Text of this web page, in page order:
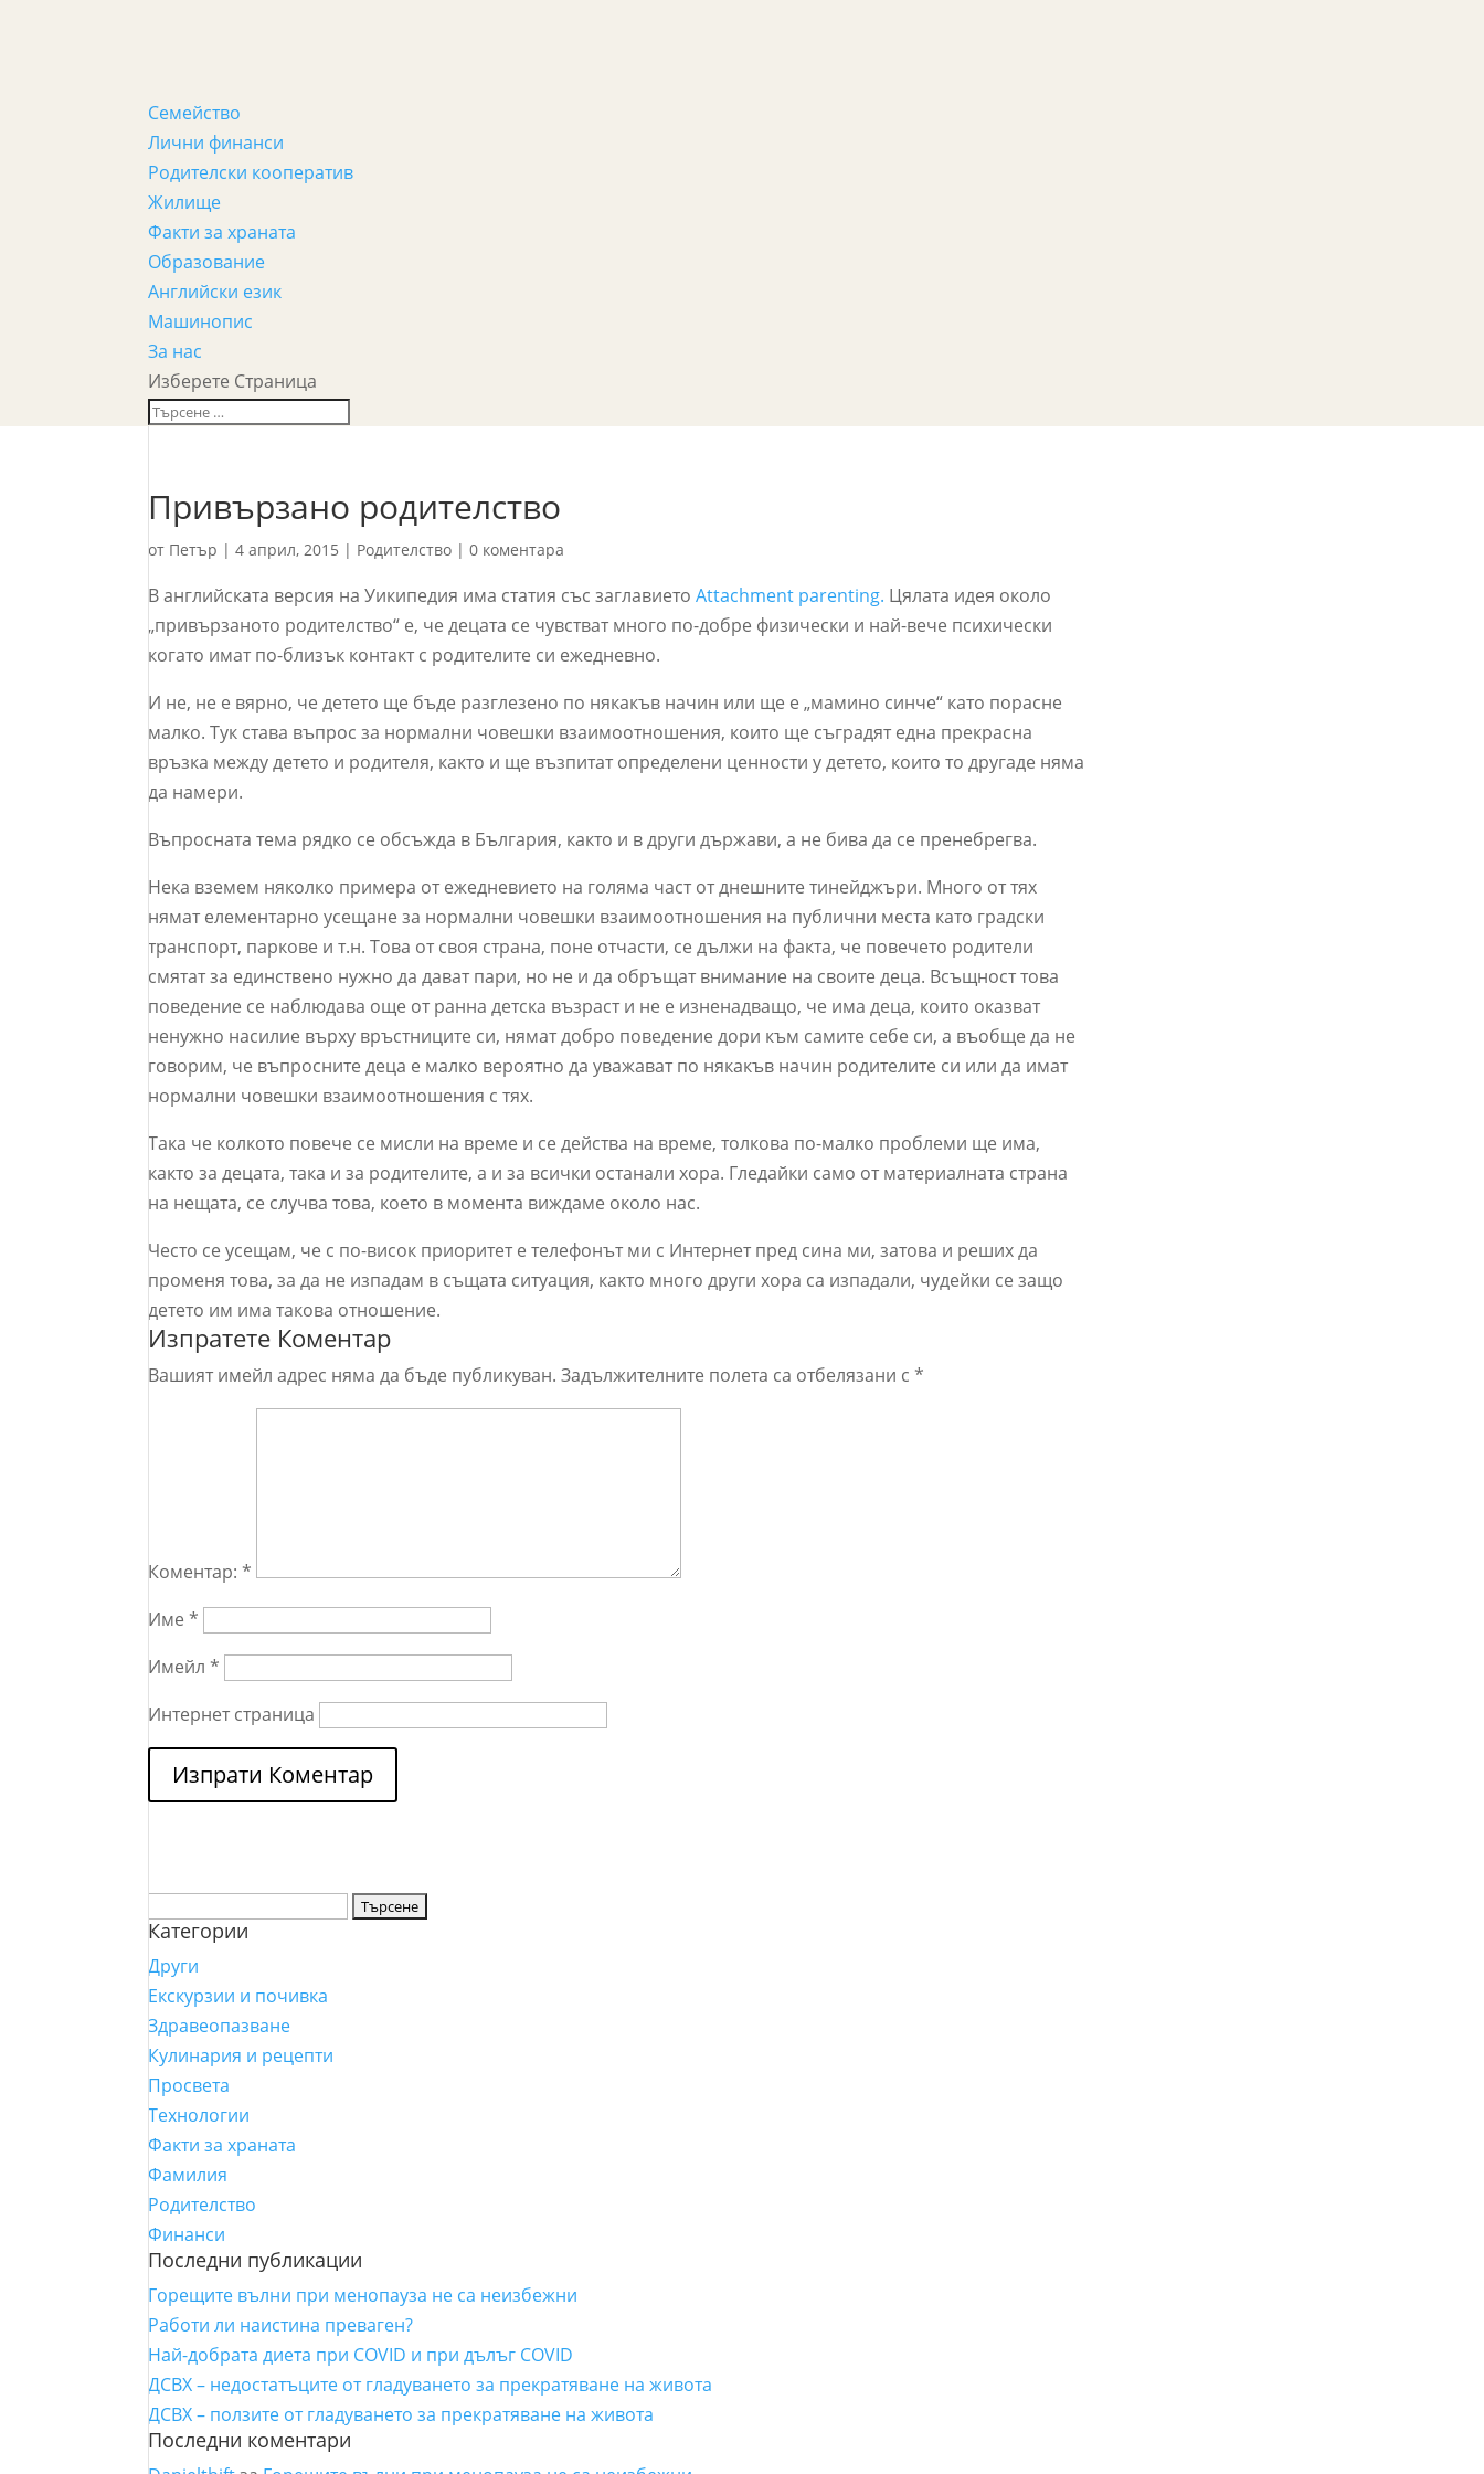
Семейство
Лични финанси
Родителски кооператив
Жилище
Факти за храната
Образование
Английски език
Машинопис
За нас
Изберете Страница
Привързано родителство
от Петър |4 април, 2015 | Родителство |0 коментара
В английската версия на Уикипедия има статия със заглавиетоAttachment parenting. Цялата идея около
„привързаното родителство“ е, че децата се чувстват много по-добре физически и най-вече психически
когато имат по-близък контакт с родителите си ежедневно.
И не, не е вярно, че детето ще бъде разглезено по някакъв начин или ще е „мамино синче“ като порасне
малко. Тук става въпрос за нормални човешки взаимоотношения, които ще съградят една прекрасна
връзка между детето и родителя, както и ще възпитат определени ценности у детето, които то другаде няма
да намери.
Въпросната тема рядко се обсъжда в България, както и в други държави, а не бива да се пренебрегва.
Нека вземем няколко примера от ежедневието на голяма част от днешните тинейджъри. Много от тях
нямат елементарно усещане за нормални човешки взаимоотношения на публични места като градски
транспорт, паркове и т.н. Това от своя страна, поне отчасти, се дължи на факта, че повечето родители
смятат за единствено нужно да дават пари, но не и да обръщат внимание на своите деца. Всъщност това
поведение се наблюдава още от ранна детска възраст и не е изненадващо, че има деца, които оказват
ненужно насилие върху връстниците си, нямат добро поведение дори към самите себе си, а въобще да не
говорим, че въпросните деца е малко вероятно да уважават по някакъв начин родителите си или да имат
нормални човешки взаимоотношения с тях.
Така че колкото повече се мисли на време и се действа на време, толкова по-малко проблеми ще има,
както за децата, така и за родителите, а и за всички останали хора. Гледайки само от материалната страна
на нещата, се случва това, което в момента виждаме около нас.
Често се усещам, че с по-висок приоритет е телефонът ми с Интернет пред сина ми, затова и реших да
променя това, за да не изпадам в същата ситуация, както много други хора са изпадали, чудейки се защо
детето им има такова отношение.
Изпратете Коментар
Вашият имейл адрес няма да бъде публикуван. Задължителните полета са отбелязани с*
Коментар:*
Име*
Имейл*
Интернет страница
за:
Категории
Други
Екскурзии и почивка
Здравеопазване
Кулинария и рецепти
Просвета
Технологии
Факти за храната
Фамилия
Родителство
Финанси
Последни публикации
Горещите вълни при менопауза не са неизбежни
Работи ли наистина преваген?
Най-добрата диета при COVID и при дълъг COVID
ДСВХ – недостатъците от гладуването за прекратяване на живота
ДСВХ – ползите от гладуването за прекратяване на живота
Последни коментари